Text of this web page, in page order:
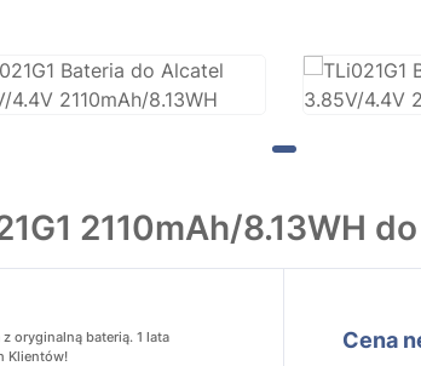
2110mAh/8.13WH
oryginalną baterią. 1 lata
Klientów!
Cena